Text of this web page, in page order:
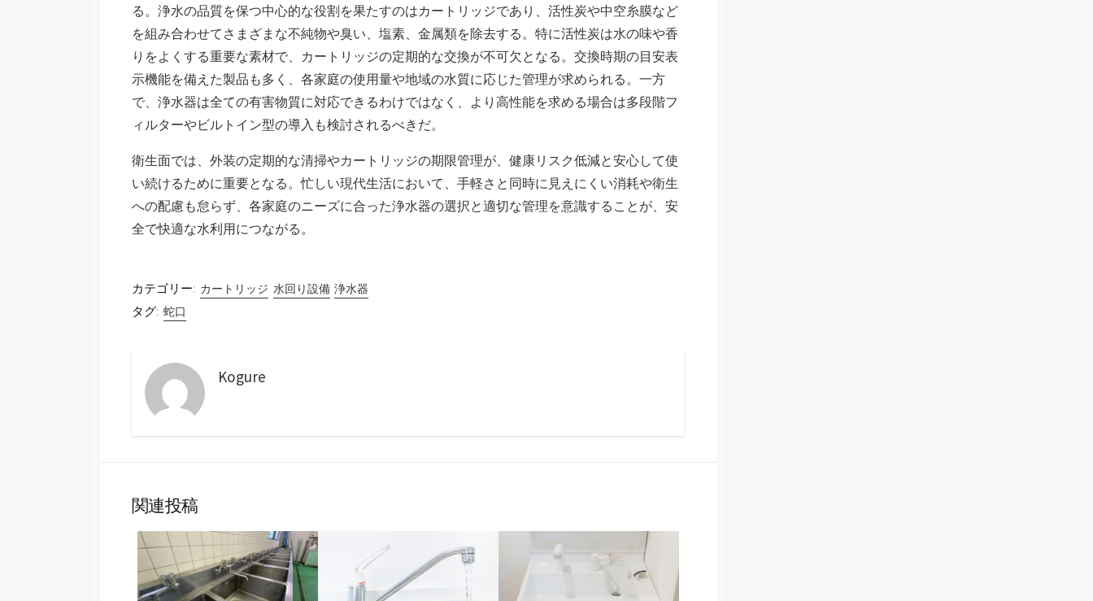
る。浄水の品質を保つ中心的な役割を果たすのはカートリッジであり、活性炭や中空糸膜など
を組み合わせてさまざまな不純物や臭い、塩素、金属類を除去する。特に活性炭は水の味や香
りをよくする重要な素材で、カートリッジの定期的な交換が不可欠となる。交換時期の目安表
示機能を備えた製品も多く、各家庭の使用量や地域の水質に応じた管理が求められる。一方
で、浄水器は全ての有害物質に対応できるわけではなく、より高性能を求める場合は多段階フ
ィルターやビルトイン型の導入も検討されるべきだ。
衛生面では、外装の定期的な清掃やカートリッジの期限管理が、健康リスク低減と安心して使
い続けるために重要となる。忙しい現代生活において、手軽さと同時に見えにくい消耗や衛生
への配慮も怠らず、各家庭のニーズに合った浄水器の選択と適切な管理を意識することが、安
全で快適な水利用につながる。
カテゴリー: カートリッジ 水回り設備 浄水器
タグ: 蛇口
Kogure
関連投稿